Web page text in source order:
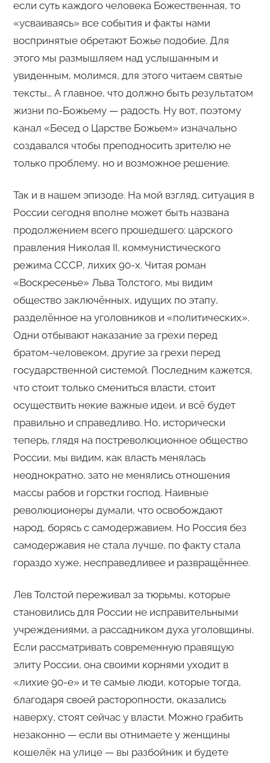
если суть каждого человека Божественная, то
«усваиваясь» все события и факты нами
воспринятые обретают Божье подобие. Для
этого мы размышляем над услышанным и
увиденным, молимся, для этого читаем святые
тексты… А главное, что должно быть результатом
жизни по-Божьему — радость. Ну вот, поэтому
канал «Бесед о Царстве Божьем» изначально
создавался чтобы преподносить зрителю не
только проблему, но и возможное решение.
Так и в нашем эпизоде. На мой взгляд, ситуация в
России сегодня вполне может быть названа
продолжением всего прошедшего: царского
правления Николая II, коммунистического
режима СССР, лихих 90-х. Читая роман
«Воскресенье» Льва Толстого, мы видим
общество заключённых, идущих по этапу,
разделённое на уголовников и «политических».
Одни отбывают наказание за грехи перед
братом-человеком, другие за грехи перед
государственной системой. Последним кажется,
что стоит только смениться власти, стоит
осуществить некие важные идеи, и всё будет
правильно и справедливо. Но, исторически
теперь, глядя на постреволюционное общество
России, мы видим, как власть менялась
неоднократно, зато не менялись отношения
массы рабов и горстки господ. Наивные
революционеры думали, что освобождают
народ, борясь с самодержавием. Но Россия без
самодержавия не стала лучше, по факту стала
гораздо хуже, несправедливее и развращённее.
Лев Толстой переживал за тюрьмы, которые
становились для России не исправительными
учреждениями, а рассадником духа уголовщины.
Если рассматривать современную правящую
элиту России, она своими корнями уходит в
«лихие 90-е» и те самые люди, которые тогда,
благодаря своей расторопности, оказались
наверху, стоят сейчас у власти. Можно грабить
незаконно — если вы отнимаете у женщины
кошелёк на улице — вы разбойник и будете